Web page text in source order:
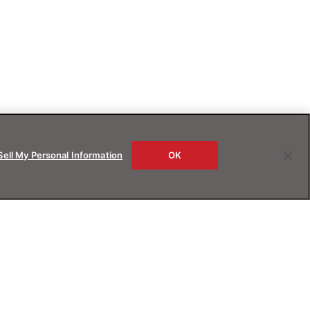
My Personal Information OK